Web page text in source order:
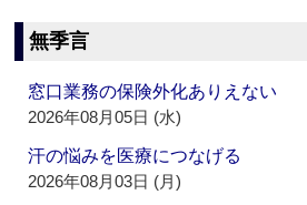
無季言
窓口業務の保険外化ありえない
2026年08月05日 (水)
汗の悩みを医療につなげる
2026年08月03日 (月)